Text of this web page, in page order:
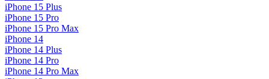
iPhone 15 Plus
iPhone 15 Pro
iPhone 15 Pro Max
iPhone 14
iPhone 14 Plus
iPhone 14 Pro
iPhone 14 Pro Max